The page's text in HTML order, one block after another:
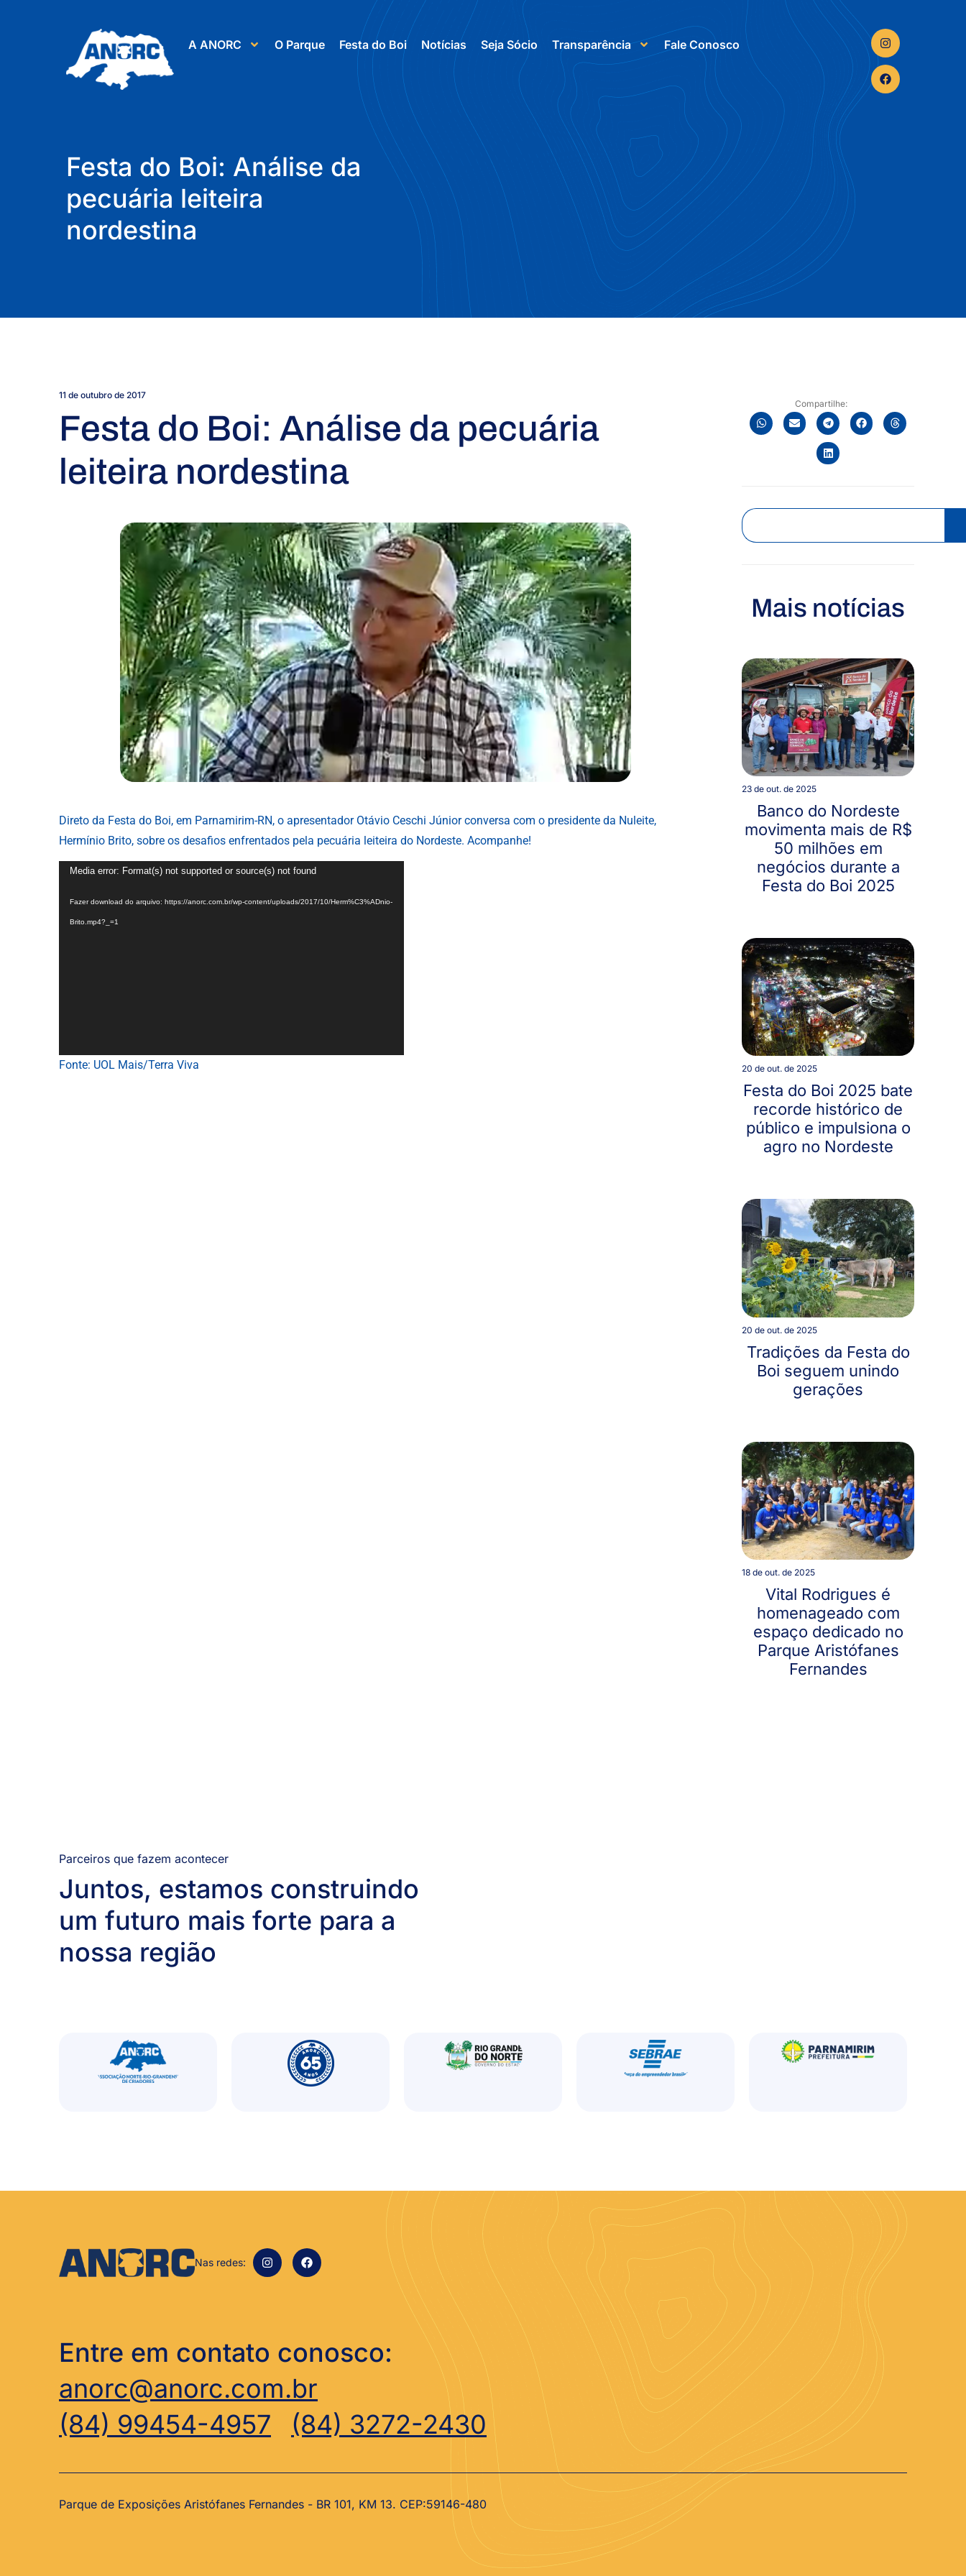
A ANORC O Parque Festa do Boi Notícias Seja Sócio Transparência Fale Conosco
Festa do Boi: Análise da
pecuária leiteira
nordestina
11 de outubro de 2017
Festa do Boi: Análise da pecuária
leiteira nordestina
Direto da Festa do Boi, em Parnamirim-RN, o apresentador Otávio Ceschi Júnior conversa com o presidente da Nuleite,
Hermínio Brito, sobre os desafios enfrentados pela pecuária leiteira do Nordeste. Acompanhe!
Tocador
Media error: Format(s) not supported or source(s) not found
Fazer download do arquivo: https://anorc.com.br/wp-content/uploads/2017/10/Herm%C3%ADnio-
Brito.mp4?_=1
Fonte: UOL Mais/Terra Viva
Compartilhe:
Mais notícias
23 de out. de 2025
Banco do Nordeste
movimenta mais de R$
50 milhões em
negócios durante a
Festa do Boi 2025
20 de out. de 2025
Festa do Boi 2025 bate
recorde histórico de
público e impulsiona o
agro no Nordeste
20 de out. de 2025
Tradições da Festa do
Boi seguem unindo
gerações
18 de out. de 2025
Vital Rodrigues é
homenageado com
espaço dedicado no
Parque Aristófanes
Fernandes
Parceiros que fazem acontecer
Juntos, estamos construindo
um futuro mais forte para a
nossa região
Nas redes:
Entre em contato conosco:
anorc@anorc.com.br
(84) 99454-4957
(84) 3272-2430
Parque de Exposições Aristófanes Fernandes - BR 101, KM 13. CEP:59146-480